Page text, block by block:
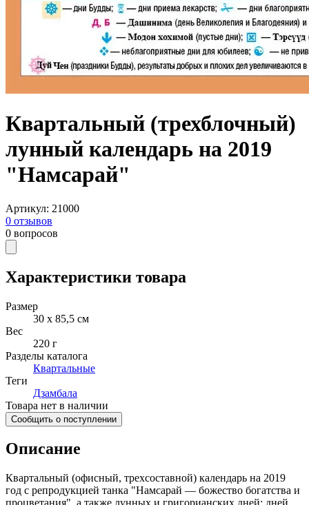
Квартальный (трехблочный)
лунный календарь на 2019
"Намсарай"
Артикул: 21000
0 отзывов
0 вопросов
Характеристики товара
Размер
30 х 85,5 см
Вес
220 г
Разделы каталога
Квартальные
Теги
Дзамбала
Товара нет в наличии
Сообщить о поступлении
Описание
Квартальный (офисный, трехсоставной) календарь на 2019
год с репродукцией танка "Намсарай — божество богатства и